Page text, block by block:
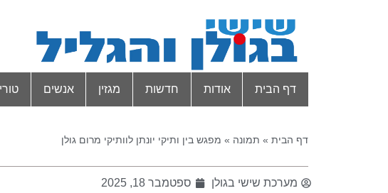
דף הבית אודות חדשות מגזין אנשים
דף הבית » תמונה » מפגש בין ותיקי יונתן לוותיקי מרום גולן
מערכת שישי בגולן ספטמבר 18, 2025